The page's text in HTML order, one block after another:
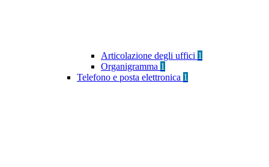
Articolazione degli uffici 1
Organigramma 1
Telefono e posta elettronica 1